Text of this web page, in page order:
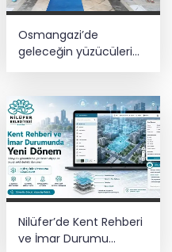
Osmangazi’de
geleceğin yüzücüleri
Nilüfer’de Kent Rehberi
ve İmar Durumu